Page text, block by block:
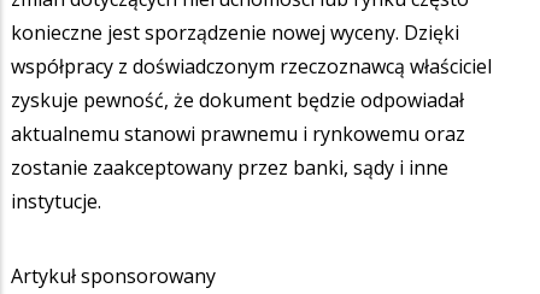
konieczne jest sporządzenie nowej wyceny. Dzięki
współpracy z doświadczonym rzeczoznawcą właściciel
zyskuje pewność, że dokument będzie odpowiadał
aktualnemu stanowi prawnemu i rynkowemu oraz
zostanie zaakceptowany przez banki, sądy i inne
instytucje.
Artykuł sponsorowany